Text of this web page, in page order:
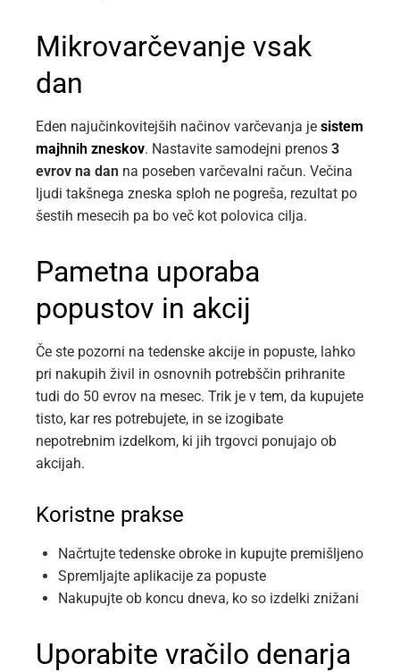
Mikrovarčevanje vsak
dan
Eden najučinkovitejših načinov varčevanja je sistem
majhnih zneskov. Nastavite samodejni prenos 3
evrov na dan na poseben varčevalni račun. Večina
ljudi takšnega zneska sploh ne pogreša, rezultat po
šestih mesecih pa bo več kot polovica cilja.
Pametna uporaba
popustov in akcij
Če ste pozorni na tedenske akcije in popuste, lahko
pri nakupih živil in osnovnih potrebščin prihranite
tudi do 50 evrov na mesec. Trik je v tem, da kupujete
tisto, kar res potrebujete, in se izogibate
nepotrebnim izdelkom, ki jih trgovci ponujajo ob
akcijah.
Koristne prakse
Načrtujte tedenske obroke in kupujte premišljeno
Spremljajte aplikacije za popuste
Nakupujte ob koncu dneva, ko so izdelki znižani
Uporabite vračilo denarja